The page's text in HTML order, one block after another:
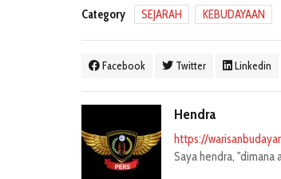
Category SEJARAH KEBUDAYAAN
Facebook Twitter Linkedin
Hendra
https://
Saya hendra, "dimana